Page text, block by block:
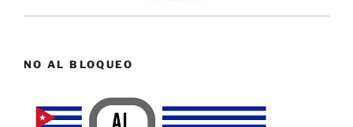
NO AL BLOQUEO